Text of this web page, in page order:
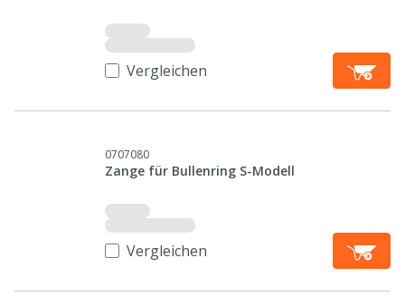
Vergleichen
0707080
Zange für Bullenring S-Modell
Vergleichen